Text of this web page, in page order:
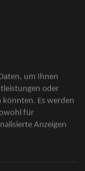
um Ihnen
oder
könnten. Es werden
für
Anzeigen